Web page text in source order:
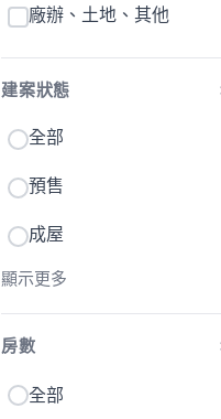
廠辦、土地、其他
建案狀態
全部
預售
成屋
顯示更多
房數
全部